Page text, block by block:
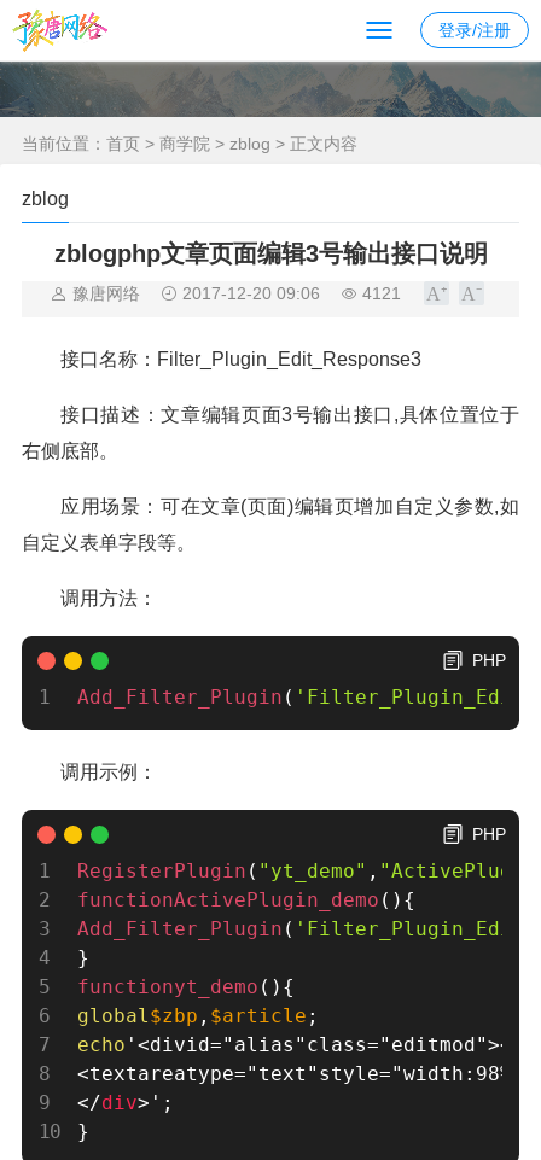
登录/注册
当前位置： 首页 > 商学院 > zblog > 正文内容
zblog
zblogphp文章页面编辑3号输出接口说明
豫唐网络 2017-12-20 09:06 4121
接口名称：Filter_Plugin_Edit_Response3
接口描述：文章编辑页面3号输出接口,具体位置位于
右侧底部。
应用场景：可在文章(页面)编辑页增加自定义参数,如
自定义表单字段等。
调用方法：
PHP
Add_Filter_Plugin (
调用示例：
PHP
RegisterPlugin ( "yt_demo" ,
functionActivePlugin_demo ( ) {
Add_Filter_Plugin (
}
functionyt_demo ( ) {
global$zbp , $article ;
echo ' <divid="alias"class="editmod">
</div> ' ;
}